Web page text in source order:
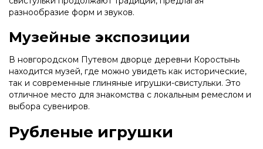
разнообразие форм и звуков.
Музейные экспозиции
В новгородском Путевом дворце деревни Коростынь
находится музей, где можно увидеть как исторические,
так и современные глиняные игрушки-свистульки. Это
отличное место для знакомства с локальным ремеслом и
выбора сувениров.
Рубленые игрушки